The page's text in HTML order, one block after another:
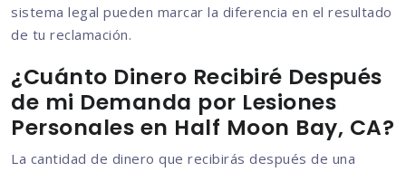
sistema legal pueden marcar la diferencia en el resultado
de tu reclamación.
¿Cuánto Dinero Recibiré Después
de mi Demanda por Lesiones
Personales en Half Moon Bay, CA?
La cantidad de dinero que recibirás después de una